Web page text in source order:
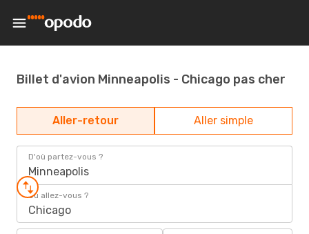
Billet d'avion Minneapolis - Chicago pas cher
Aller-retour Aller simple
D'où partez-vous ?
Minneapolis
Où allez-vous ?
Chicago